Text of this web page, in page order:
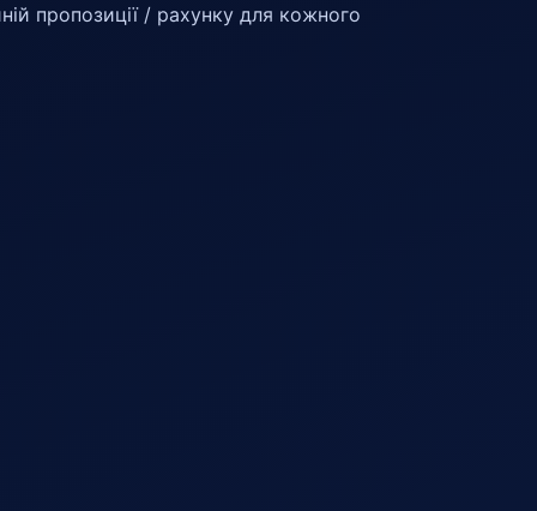
пропозиції / рахунку для кожного